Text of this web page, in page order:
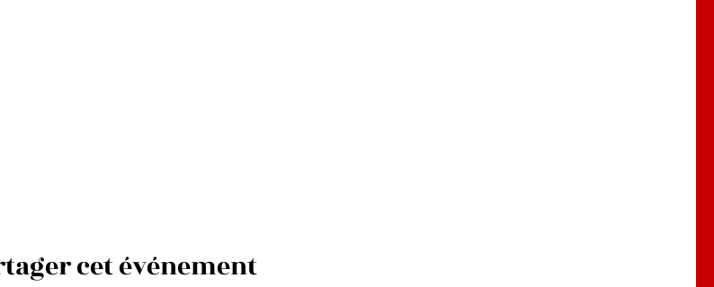
cet événement